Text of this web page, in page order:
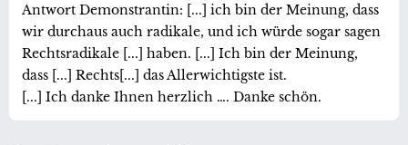
Antwort Demonstrantin: [...] ich bin der Meinung, dass
wir durchaus auch radikale, und ich würde sogar sagen
Rechtsradikale [...] haben. [...] Ich bin der Meinung,
dass [...] Rechts[...] das Allerwichtigste ist.
[...] Ich danke Ihnen herzlich …. Danke schön.